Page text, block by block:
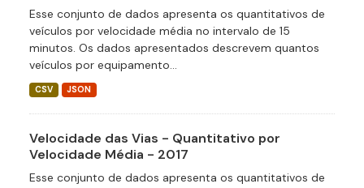
Esse conjunto de dados apresenta os quantitativos de
veículos por velocidade média no intervalo de 15
minutos. Os dados apresentados descrevem quantos
veículos por equipamento...
CSV JSON
Velocidade das Vias - Quantitativo por
Velocidade Média - 2017
Esse conjunto de dados apresenta os quantitativos de